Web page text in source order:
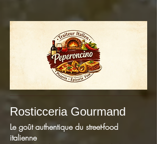
Rosticceria Gourmand
Le goût authentique du street-food
italienne